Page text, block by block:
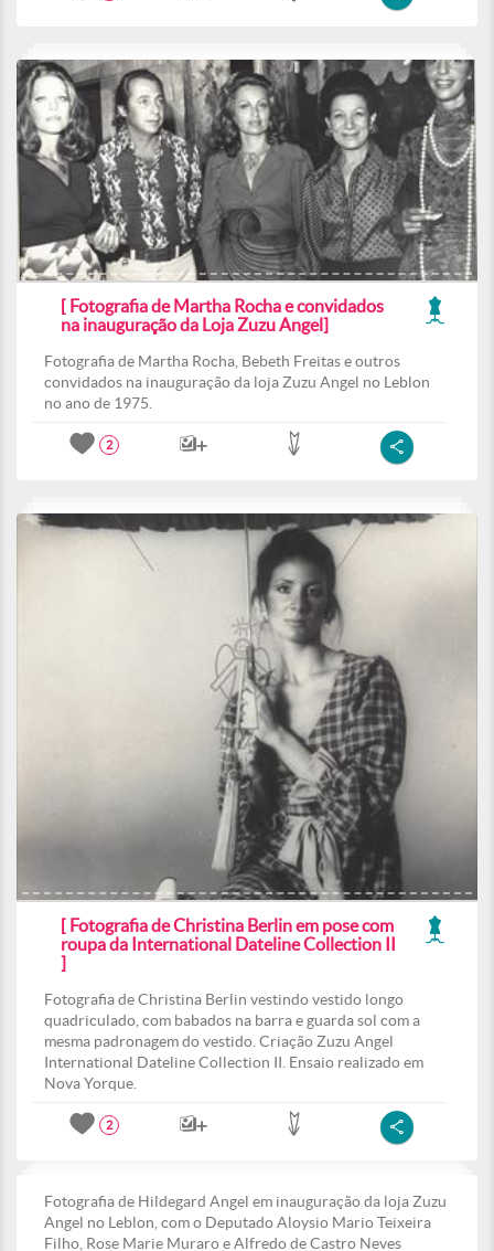
[ Fotografia de Martha Rocha e convidados
na inauguração da Loja Zuzu Angel]
Fotografia de Martha Rocha, Bebeth Freitas e outros
convidados na inauguração da loja Zuzu Angel no Leblon
no ano de 1975.
2
[ Fotografia de Christina Berlin em pose com
roupa da International Dateline Collection II
]
Fotografia de Christina Berlin vestindo vestido longo
quadriculado, com babados na barra e guarda sol com a
mesma padronagem do vestido. Criação Zuzu Angel
International Dateline Collection II. Ensaio realizado em
Nova Yorque.
2
Fotografia de Hildegard Angel em inauguração da loja Zuzu
Angel no Leblon, com o Deputado Aloysio Mario Teixeira
Filho, Rose Marie Muraro e Alfredo de Castro Neves